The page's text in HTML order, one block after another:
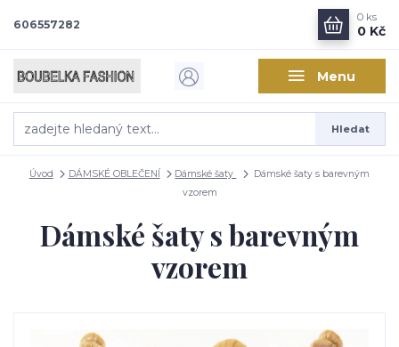
Menu
Hledat
606557282
0 ks
0 Kč
Úvod DÁMSKÉ OBLEČENÍ Dámské šaty
Dámské šaty s barevným
vzorem
Dámské šaty s barevným
vzorem